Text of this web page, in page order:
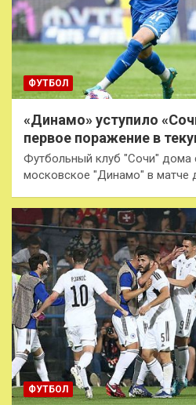
ФУТБОЛ
«Динамо» уступило
первое поражение в
Футбольный клуб "Сочи" дома
московское "Динамо" в матче
ФУТБОЛ